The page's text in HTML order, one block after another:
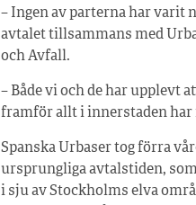
– Ingen av parterna har varit
avtalet tillsammans med
och Avfall.
– Både vi och de har upplevt
framför allt i innerstaden har
Spanska Urbaser tog förra
ursprungliga avtalstiden,
i sju av Stockholms elva